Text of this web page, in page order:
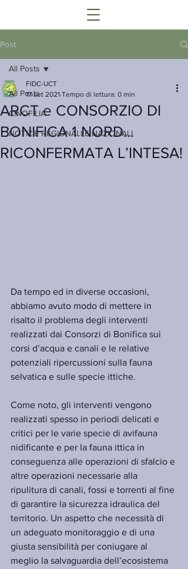
Post
All Posts
CINOFILIA
NOTIZIE REGIONALI E NAZIONALI
All Posts
ARCT e CONSORZIO DI
BONIFICA 1 NORD…
RICONFERMATA L’INTESA!
FIDC-UCT
17 set 2021 Tempo di lettura: 0 min
Da tempo ed in diverse occasioni,
abbiamo avuto modo di mettere in
risalto il problema degli interventi
realizzati dai Consorzi di Bonifica sui
corsi d’acqua e canali e le relative
potenziali ripercussioni sulla fauna
selvatica e sulle specie ittiche.
Come noto, gli interventi vengono
realizzati spesso in periodi delicati e
critici per le varie specie di avifauna
nidificante e per la fauna ittica in
conseguenza alle operazioni di sfalcio e
altre operazioni necessarie alla
ripulitura di canali, fossi e torrenti al fine
di garantire la sicurezza idraulica del
territorio. Un aspetto che necessità di
un adeguato monitoraggio e di una
giusta sensibilità per coniugare al
meglio la salvaguardia dell’ecosistema